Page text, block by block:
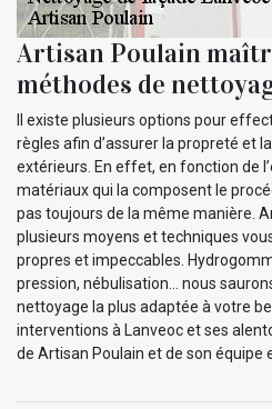
Artisan Poulain
méthodes de
Il existe plusieurs options pour
règles afin d’assurer la propreté et
extérieurs. En effet, en fonction de
matériaux qui la composent le
pas toujours de la même manière.
plusieurs moyens et techniques
propres et impeccables.
pression, nébulisation… nous
nettoyage la plus adaptée à votre
interventions à Lanveoc et ses
de Artisan Poulain et de son équipe